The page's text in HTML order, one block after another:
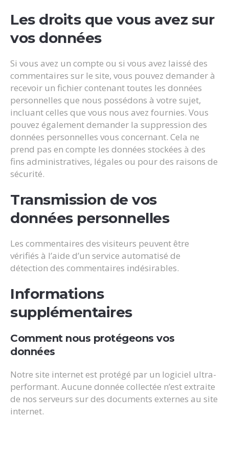
Les droits que vous avez sur
vos données
Si vous avez un compte ou si vous avez laissé des
commentaires sur le site, vous pouvez demander à
recevoir un fichier contenant toutes les données
personnelles que nous possédons à votre sujet,
incluant celles que vous nous avez fournies. Vous
pouvez également demander la suppression des
données personnelles vous concernant. Cela ne
prend pas en compte les données stockées à des
fins administratives, légales ou pour des raisons de
sécurité.
Transmission de vos
données personnelles
Les commentaires des visiteurs peuvent être
vérifiés à l’aide d’un service automatisé de
détection des commentaires indésirables.
Informations
supplémentaires
Comment nous protégeons vos
données
Notre site internet est protégé par un logiciel ultra-
performant. Aucune donnée collectée n’est extraite
de nos serveurs sur des documents externes au site
internet.